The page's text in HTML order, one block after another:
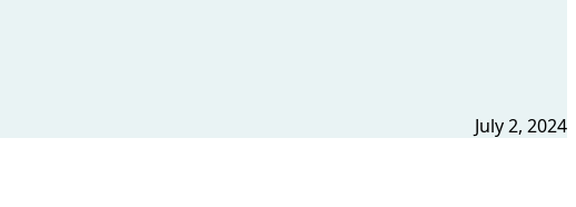
July 2, 2024